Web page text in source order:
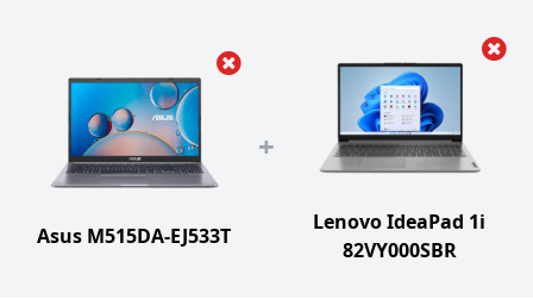
Asus M515DA-EJ533T
+
Lenovo IdeaPad 1i
82VY000SBR